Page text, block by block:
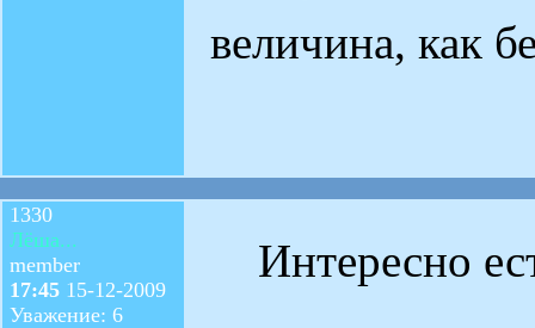
величина, как
1330
Лёша...
member
17:45 15-12-2009
Уважение: 6
Интересно